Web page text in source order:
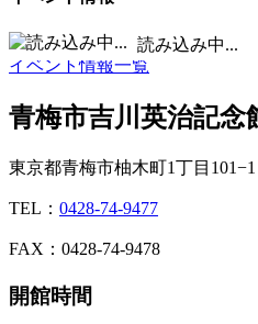
読み込み中...
■休館日 /■イベント実施日
イベント情報一覧
青梅市吉川英治記念
東京都青梅市柚木町1丁目101−1
TEL： 0428-74-9477
FAX：0428-74-9478
開館時間